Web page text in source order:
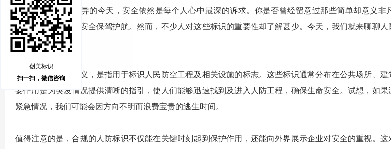
在城市建设日新月异的今天，安全依然是每个人心中最深的诉求。你是否曾经留意过那些简单却意义非
者，随时为我们的安全保驾护航。然而，不少人对这些标识的重要性却了解甚少。今天，我们就来聊聊
场中更加安心工作。
人防标识，顾名思义，是指用于标识人民防空工程及相关设施的标志。这些标识通常分布在公共场所、
要作用是为突发情况提供清晰的指引，使人们能够迅速找到及进入人防工程，确保生命安全。试想，如
紧急情况，我们可能会因方向不明而浪费宝贵的逃生时间。
值得注意的是，合规的人防标识不仅能在关键时刻起到保护作用，还能向外界展示企业对安全的重视。
创美标识
扫一扫，微信咨询